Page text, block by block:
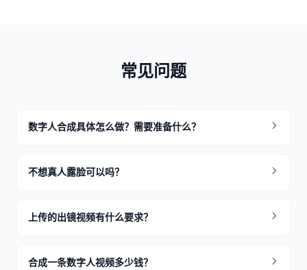
常见问题
数字人合成具体怎么做？需要准备什么？
不想真人露脸可以吗？
上传的出镜视频有什么要求？
合成一条数字人视频多少钱？